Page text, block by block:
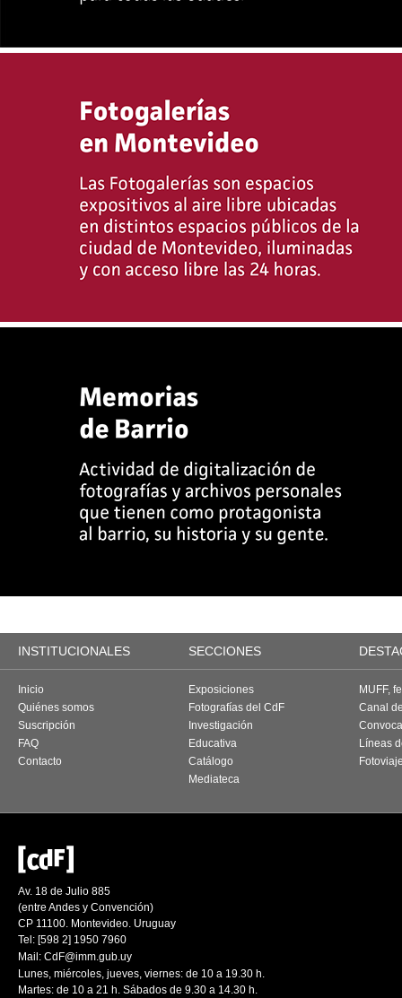
INSTITUCIONALES SECCIONES
Inicio
Quiénes somos
Suscripción
FAQ
Contacto
Exposiciones
Fotografías del CdF
Investigación
Educativa
Catálogo
Mediateca
MUFF,
Canal
Líneas
Av. 18 de Julio 885
(entre Andes y Convención)
CP 11100. Montevideo. Uruguay
Tel: [598 2] 1950 7960
Mail: CdF@imm.gub.uy
Lunes, miércoles, jueves, viernes: de 10 a 19.30 h.
Martes: de 10 a 21 h. Sábados de 9.30 a 14.30 h.